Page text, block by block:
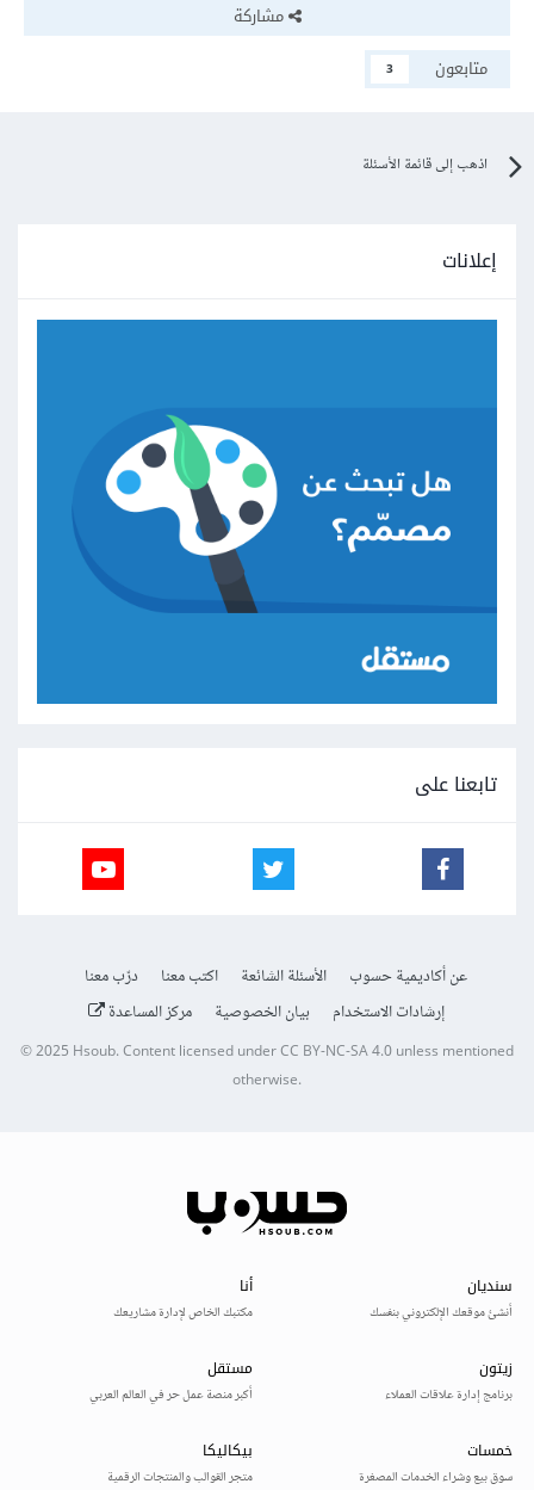
مشاركة
متابعون
3
اذهب إلى قائمة الأسئلة
إعلانات
تابعنا على
عن أكاديمية حسوب الأسئلة الشائعة اكتب معنا
درّب معنا
إرشادات الاستخدام
بيان الخصوصية مركز المساعدة
© 2025Hsoub.Content licensed underCC BY-NC-SA 4.0unless mentioned
otherwise.